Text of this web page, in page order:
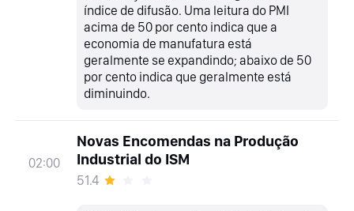
índice de difusão. Uma leitura do PMI
acima de 50 por cento indica que a
economia de manufatura está
geralmente se expandindo; abaixo de 50
por cento indica que geralmente está
diminuindo.
02:00
Novas Encomendas na Produção
Industrial do ISM
51.4